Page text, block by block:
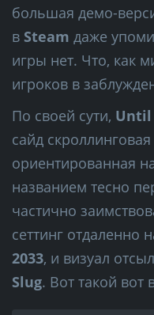
большая демо-
в Steam даже
игры нет. Что, как
игроков в
По своей сути, Until
сайд скроллинговая
ориентированная
названием тесно
частично
сеттинг
2033, и визуал
Slug. Вот такой вот